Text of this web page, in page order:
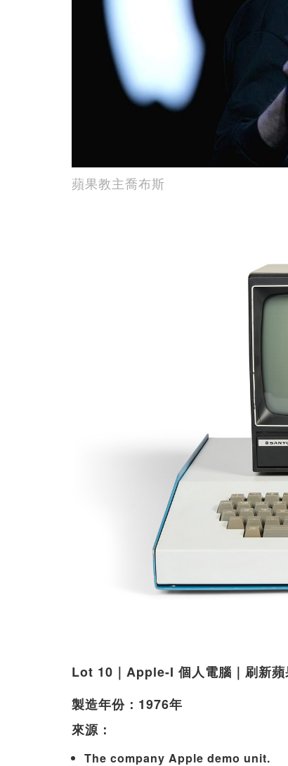
蘋果教主喬布斯
Lot 10｜Apple-I 個人電腦｜刷新蘋
製造年份：1976年
來源：
The company Apple demo unit.